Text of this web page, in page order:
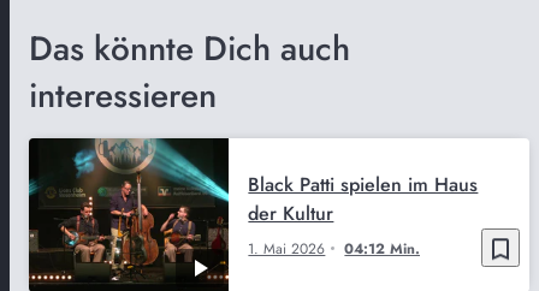
Das könnte Dich auch
interessieren
bookmark_border
1. Mai 2026 04:12 Min.
Black Patti spielen im Haus
der Kultur